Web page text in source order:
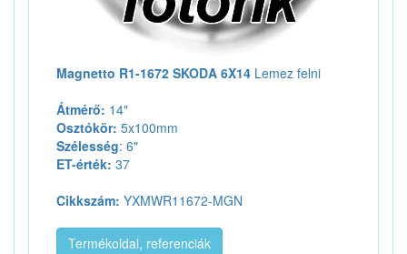
Magnetto R1-1672 SKODA 6X14 Lemez felni
Átmérő: 14"
Osztókör: 5x100mm
Szélesség: 6"
ET-érték: 37
Cikkszám: YXMWR11672-MGN
Termékoldal, referenciák